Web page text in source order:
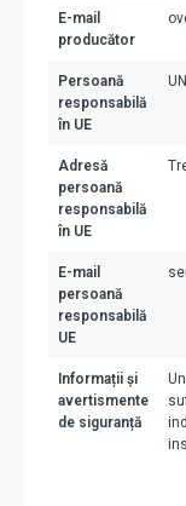
E-mail
producător
Persoană
responsabilă
în UE
Adresă
persoană
responsabilă
în UE
E-mail
persoană
responsabilă
UE
Informații și
avertismente
de siguranță